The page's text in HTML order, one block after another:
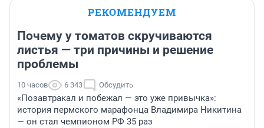
РЕКОМЕНДУЕМ
Почему у томатов скручиваются
листья — три причины и решение
проблемы
10 часов 6 343 Обсудить
«Позавтракал и побежал — это уже привычка»:
история пермского марафонца Владимира Никитина
— он стал чемпионом РФ 35 раз